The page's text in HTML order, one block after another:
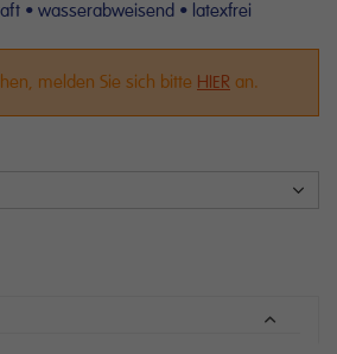
• wasserabweisend • latexfrei
melden Sie sich bitte HIER an.